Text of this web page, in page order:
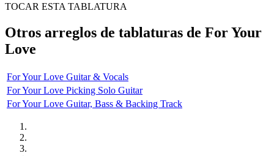
TOCAR ESTA TABLATURA
Otros arreglos de tablaturas de For Your
Love
For Your Love Guitar & Vocals
For Your Love Picking Solo Guitar
For Your Love Guitar, Bass & Backing Track